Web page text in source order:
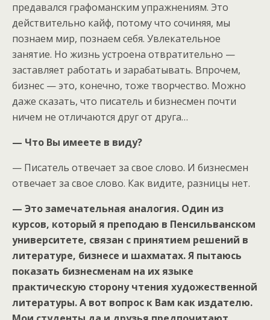
предавался графоманским упражнениям. Это
действительно кайф, потому что сочиняя, мы
познаем мир, познаем себя. Увлекательное
занятие. Но жизнь устроена отвратительно —
заставляет работать и зарабатывать. Впрочем,
бизнес — это, конечно, тоже творчество. Можно
даже сказать, что писатель и бизнесмен почти
ничем не отличаются друг от друга…
— Что Вы имеете в виду?
— Писатель отвечает за свое слово. И бизнесмен
отвечает за свое слово. Как видите, разницы нет.
— Это замечательная аналогия. Один из
курсов, который я преподаю в Пенсильванском
университете, связан с принятием решений в
литературе, бизнесе и шахматах. Я пытаюсь
показать бизнесменам на их языке
практическую сторону чтения художественной
литературы. А вот вопрос к Вам как издателю.